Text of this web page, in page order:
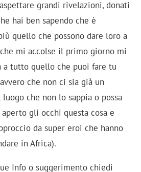
grandi rivelazioni, donati
hai ben sapendo che è
quello che possono dare loro a
mi accolse il primo giorno mi
a tutto quello che puoi fare tu
che non ci sia già un
che non lo sappia o possa
aperto gli occhi questa cosa e
da super eroi che hanno
in Africa).
Info o suggerimento chiedi